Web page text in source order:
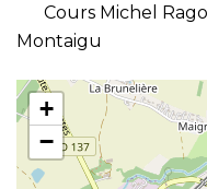
Cours Michel
Montaigu
+
−